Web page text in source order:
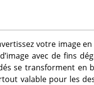
votre image
avec de fins
se transforment en
valable pour les